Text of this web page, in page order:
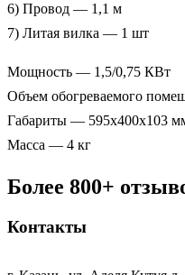
6) Провод — 1,1 м
7) Литая вилка — 1 шт
Мощность — 1,5/0,75 КВт
Объем обогреваемого
Габариты — 595х400х103
Масса — 4 кг
Более 800+
Контакты